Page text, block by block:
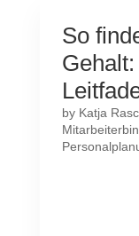
So
by Katja